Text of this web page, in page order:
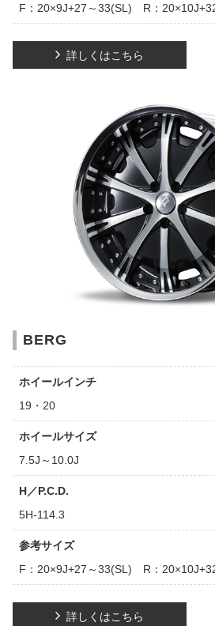
F：20×9J+27～33(SL) R：
詳しくはこちら
BERG
ホイールインチ
19・20
ホイールサイズ
7.5J～10.0J
H／P.C.D.
5H-114.3
参考サイズ
F：20×9J+27～33(SL) R：
詳しくはこちら